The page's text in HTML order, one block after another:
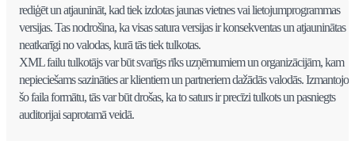
rediģēt un atjaunināt, kad tiek izdotas jaunas vietnes vai lietojumprogrammas
versijas. Tas nodrošina, ka visas satura versijas ir konsekventas un atjauninātas
neatkarīgi no valodas, kurā tās tiek tulkotas.
XML failu tulkotājs var būt svarīgs rīks uzņēmumiem un organizācijām, kam
nepieciešams sazināties ar klientiem un partneriem dažādās valodās. Izmantojot
šo faila formātu, tās var būt drošas, ka to saturs ir precīzi tulkots un pasniegts
auditorijai saprotamā veidā.